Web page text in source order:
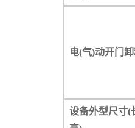
电(气)动开门
设备外型尺寸(